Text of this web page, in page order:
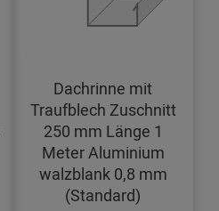
Dachrinne mit
Traufblech Zuschnitt
250 mm Länge 1
Meter Aluminium
walzblank 0,8 mm
(Standard)